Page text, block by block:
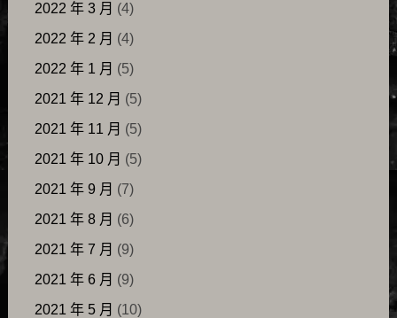
2022 年 3 月 (4)
2022 年 2 月 (4)
2022 年 1 月 (5)
2021 年 12 月 (5)
2021 年 11 月 (5)
2021 年 10 月 (5)
2021 年 9 月 (7)
2021 年 8 月 (6)
2021 年 7 月 (9)
2021 年 6 月 (9)
2021 年 5 月 (10)